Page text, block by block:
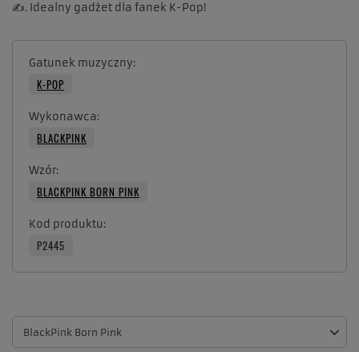
✍️. Idealny gadżet dla fanek K-Pop!
Gatunek muzyczny
K-POP
Wykonawca
BLACKPINK
Wzór
BLACKPINK BORN PINK
Kod produktu
P2445
BlackPink Born Pink